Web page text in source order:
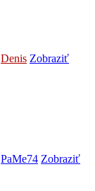
Denis Zobraziť
PaMe74 Zobraziť